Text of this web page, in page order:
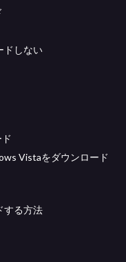
ドしない
Vistaをダウンロード
する方法